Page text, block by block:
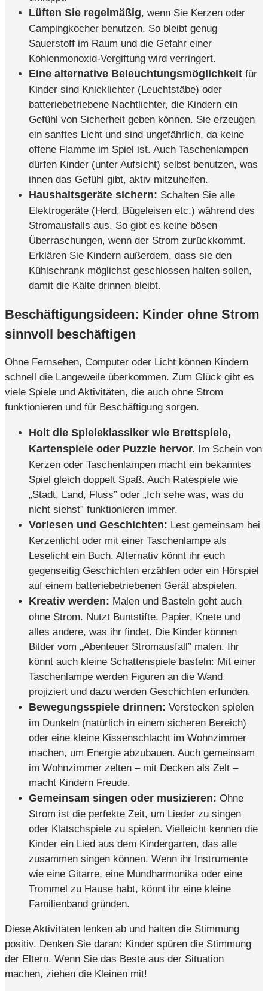
Lüften Sie regelmäßig, wenn Sie Kerzen oder
Campingkocher benutzen. So bleibt genug
Sauerstoff im Raum und die Gefahr einer
Kohlenmonoxid-Vergiftung wird verringert.
Eine alternative Beleuchtungsmöglichkeit für
Kinder sind Knicklichter (Leuchtstäbe) oder
batteriebetriebene Nachtlichter, die Kindern ein
Gefühl von Sicherheit geben können. Sie erzeugen
ein sanftes Licht und sind ungefährlich, da keine
offene Flamme im Spiel ist. Auch Taschenlampen
dürfen Kinder (unter Aufsicht) selbst benutzen, was
ihnen das Gefühl gibt, aktiv mitzuhelfen.
Haushaltsgeräte sichern: Schalten Sie alle
Elektrogeräte (Herd, Bügeleisen etc.) während des
Stromausfalls aus. So gibt es keine bösen
Überraschungen, wenn der Strom zurückkommt.
Erklären Sie Kindern außerdem, dass sie den
Kühlschrank möglichst geschlossen halten sollen,
damit die Kälte drinnen bleibt.
Beschäftigungsideen: Kinder ohne Strom
sinnvoll beschäftigen
Ohne Fernsehen, Computer oder Licht können Kindern
schnell die Langeweile überkommen. Zum Glück gibt es
viele Spiele und Aktivitäten, die auch ohne Strom
funktionieren und für Beschäftigung sorgen.
Holt die Spieleklassiker wie Brettspiele,
Kartenspiele oder Puzzle hervor. Im Schein von
Kerzen oder Taschenlampen macht ein bekanntes
Spiel gleich doppelt Spaß. Auch Ratespiele wie
„Stadt, Land, Fluss” oder „Ich sehe was, was du
nicht siehst” funktionieren immer.
Vorlesen und Geschichten: Lest gemeinsam bei
Kerzenlicht oder mit einer Taschenlampe als
Leselicht ein Buch. Alternativ könnt ihr euch
gegenseitig Geschichten erzählen oder ein Hörspiel
auf einem batteriebetriebenen Gerät abspielen.
Kreativ werden: Malen und Basteln geht auch
ohne Strom. Nutzt Buntstifte, Papier, Knete und
alles andere, was ihr findet. Die Kinder können
Bilder vom „Abenteuer Stromausfall” malen. Ihr
könnt auch kleine Schattenspiele basteln: Mit einer
Taschenlampe werden Figuren an die Wand
projiziert und dazu werden Geschichten erfunden.
Bewegungsspiele drinnen: Verstecken spielen
im Dunkeln (natürlich in einem sicheren Bereich)
oder eine kleine Kissenschlacht im Wohnzimmer
machen, um Energie abzubauen. Auch gemeinsam
im Wohnzimmer zelten – mit Decken als Zelt –
macht Kindern Freude.
Gemeinsam singen oder musizieren: Ohne
Strom ist die perfekte Zeit, um Lieder zu singen
oder Klatschspiele zu spielen. Vielleicht kennen die
Kinder ein Lied aus dem Kindergarten, das alle
zusammen singen können. Wenn ihr Instrumente
wie eine Gitarre, eine Mundharmonika oder eine
Trommel zu Hause habt, könnt ihr eine kleine
Familienband gründen.
Diese Aktivitäten lenken ab und halten die Stimmung
positiv. Denken Sie daran: Kinder spüren die Stimmung
der Eltern. Wenn Sie das Beste aus der Situation
machen, ziehen die Kleinen mit!